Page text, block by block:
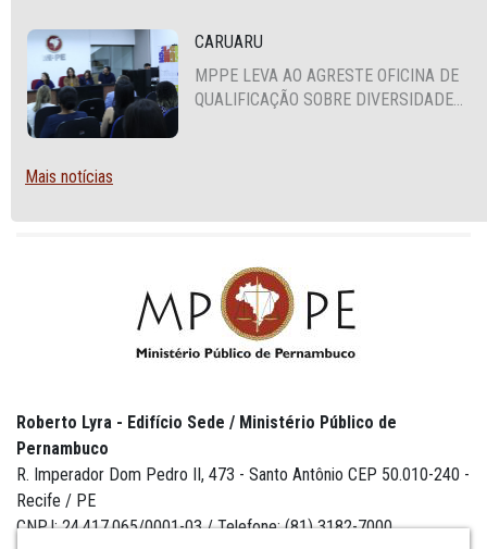
CARUARU
MPPE LEVA AO AGRESTE OFICINA DE
QUALIFICAÇÃO SOBRE DIVERSIDADE
Mais notícias
Roberto Lyra - Edifício Sede / Ministério Público de
Pernambuco
R. Imperador Dom Pedro II, 473 - Santo Antônio CEP 50.010-240 -
Recife / PE
CNPJ: 24.417.065/0001-03 / Telefone: (81) 3182-7000